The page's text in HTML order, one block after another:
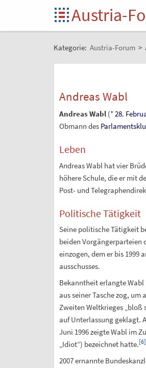
Austria-
Kategorie: Austria-Forum >
Andreas Wabl
Andreas Wabl(*28.
Obmann des
Leben
Andreas Wabl hat vier
höhere Schule, die er mit
Post- und
Politische Tätigkeit
Seine politische Tätigkeit
beiden Vorgängerparteien
einzogen, dem er bis 1999
ausschusses.
Bekanntheit erlangte
aus seiner Tasche zog, um
Zweiten Weltkrieges „bloß
auf Unterlassung geklagt.
Juni 1996 zeigte Wabl im
„Idiot“) bezeichnet hatte.[6]
2007 ernannte